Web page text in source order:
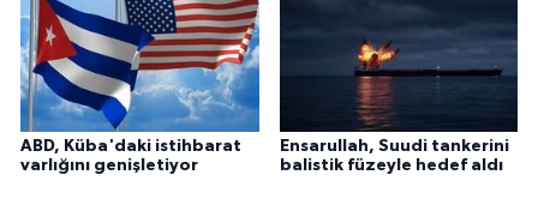
ABD, Küba'daki istihbarat
varlığını genişletiyor
Ensarullah, Suudi tankerini
balistik füzeyle hedef aldı